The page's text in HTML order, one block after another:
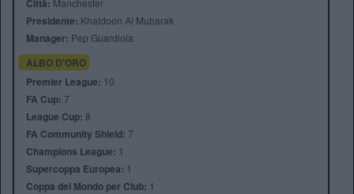
Presidente: Khaldoon Al Mubarak
Manager: Pep Guardiola
ALBO D'ORO
Premier League: 10
FA Cup: 7
League Cup: 8
FA Community Shield: 7
Champions League: 1
Supercoppa Europea: 1
Coppa del Mondo per Club: 1